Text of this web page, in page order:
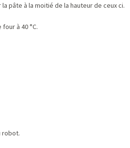
pâte à la moitié de la hauteur de ceux ci.
à 40 °C.
robot.